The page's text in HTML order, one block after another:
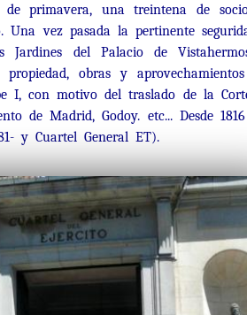
de primavera, una treintena de
Una vez pasada la pertinente
Jardines del Palacio de
propiedad, obras y
I, con motivo del traslado de la
de Madrid, Godoy. etc... Desde
y Cuartel General ET).